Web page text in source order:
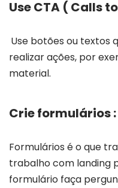
Use CTA ( Calls
Use botões ou textos
realizar ações, por
material.
Crie formulários :
Formulários é o que
trabalho com landing
formulário faça